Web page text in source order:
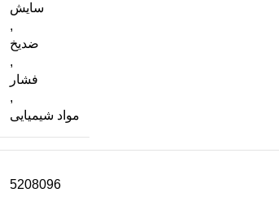
سایش
,
ضدیخ
,
فشار
,
مواد شیمیایی
5208096